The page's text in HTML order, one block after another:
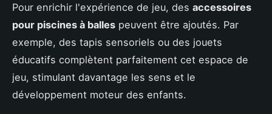
Pour enrichir l'expérience de jeu, des accessoires
pour piscines à balles peuvent être ajoutés. Par
exemple, des tapis sensoriels ou des jouets
éducatifs complètent parfaitement cet espace de
jeu, stimulant davantage les sens et le
développement moteur des enfants.